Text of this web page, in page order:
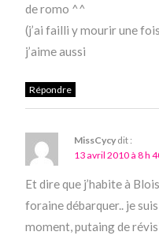
de romo ^^
(j’ai failli y mourir une
j’aime aussi
Répondre
MissCycy dit :
13 avril 2010 à 8 h
Et dire que j’habite à
foraine débarquer.. je
moment, putaing de